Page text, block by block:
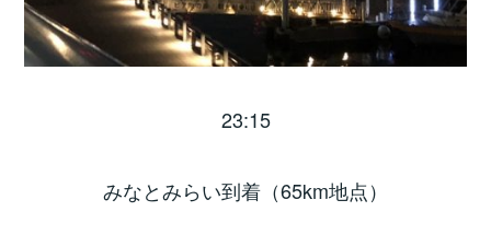
23:15
みなとみらい到着（65km地点）